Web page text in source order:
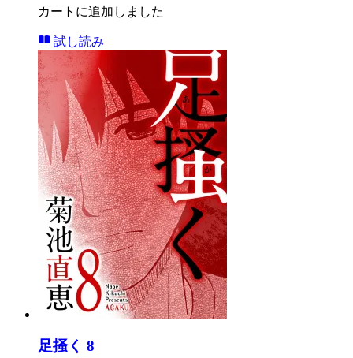
カートに追加しました
試し読み
足掻く 8